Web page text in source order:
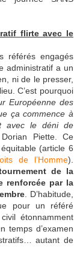
flirte avec le
référés engagés
administratif a un
ni de le presser,
C’est pourquoi
Européenne des
ça commence à
avec le déni de
Piette. Ce
(article 6
de l’Homme).
de la
renforcée par la
. D’habitude,
pour un référé
étonnamment
temps d’examen
autant de